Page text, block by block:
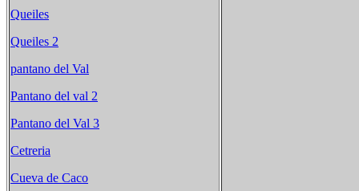
Queiles
Queiles 2
pantano del Val
Pantano del val 2
Pantano del Val 3
Cetreria
Cueva de Caco